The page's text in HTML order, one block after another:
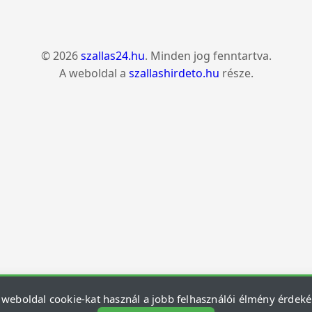
© 2026szallas24.hu. Minden jog fenntartva.
A weboldal a szallashirdeto.hu része.
weboldal cookie-kat használ a jobb felhasználói élmény